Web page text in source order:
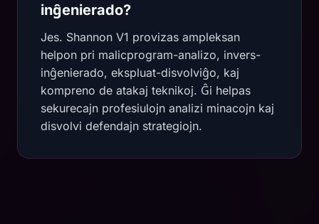
inĝenierado?
Jes. Shannon V1 provizas ampleksan
helpon pri malicprogram-analizo, invers-
inĝenierado, ekspluat-disvolviĝo, kaj
kompreno de atakaj teknikoj. Ĝi helpas
sekurecajn profesiulojn analizi minacojn kaj
disvolvi defendajn strategiojn.